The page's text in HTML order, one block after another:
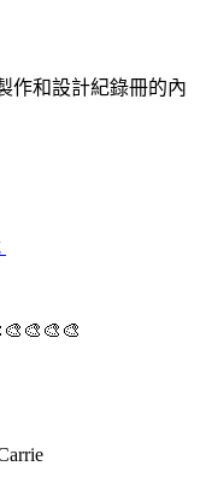
作和設計紀錄冊的內